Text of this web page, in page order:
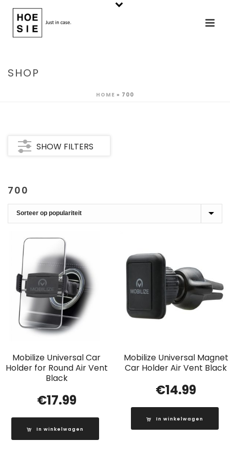
SHOP
HOME » 700
SHOW FILTERS
700
Mobilize Universal Car
Holder for Round Air Vent
Black
€17.99
In winkelwagen
Mobilize Universal Magnet
Car Holder Air Vent Black
€14.99
In winkelwagen